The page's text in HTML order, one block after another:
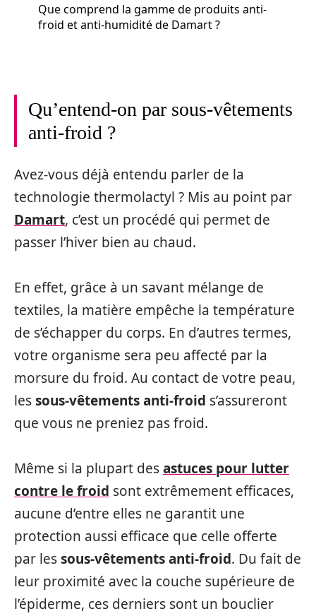
Que comprend la gamme de produits anti-
froid et anti-humidité de Damart ?
Qu’entend-on par sous-vêtements
anti-froid ?
Avez-vous déjà entendu parler de la
technologie thermolactyl ? Mis au point par
Damart, c’est un procédé qui permet de
passer l’hiver bien au chaud.
En effet, grâce à un savant mélange de
textiles, la matière empêche la température
de s’échapper du corps. En d’autres termes,
votre organisme sera peu affecté par la
morsure du froid. Au contact de votre peau,
lessous-vêtements anti-froid s’assureront
que vous ne preniez pas froid.
Même si la plupart desastuces pour lutter
contre le froid sont extrêmement efficaces,
aucune d’entre elles ne garantit une
protection aussi efficace que celle offerte
par lessous-vêtements anti-froid. Du fait de
leur proximité avec la couche supérieure de
l’épiderme, ces derniers sont un bouclier